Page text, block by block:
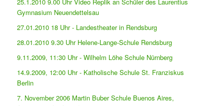
25.1.2010 9.00 Uhr Video Replik an Schüler des Laurentius
Gymnasium Neuendettelsau
27.01.2010 18 Uhr - Landestheater in Rendsburg
28.01.2010 9.30 Uhr Helene-Lange-Schule Rendsburg
9.11.2009, 11:30 Uhr - Wilhelm Löhe Schule Nürnberg
14.9.2009, 12:00 Uhr - Katholische Schule St. Franziskus
Berlin
7. November 2006 Martin Buber Schule Buenos Aires,